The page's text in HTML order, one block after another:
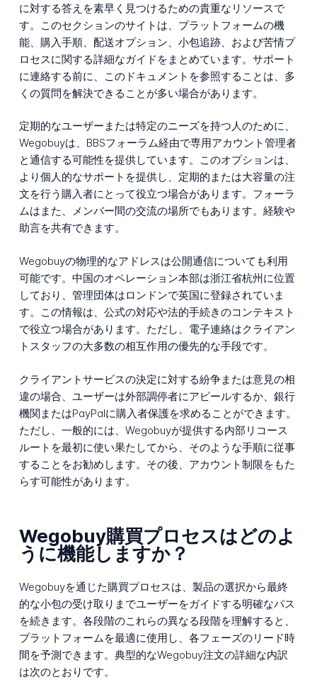
に対する答えを素早く見つけるための貴重なリソースで
す。このセクションのサイトは、プラットフォームの機
能、購入手順、配送オプション、小包追跡、および苦情プ
ロセスに関する詳細なガイドをまとめています。サポート
に連絡する前に、このドキュメントを参照することは、多
くの質問を解決できることが多い場合があります。
定期的なユーザーまたは特定のニーズを持つ人のために、
Wegobuyは、BBSフォーラム経由で専用アカウント管理者
と通信する可能性を提供しています。このオプションは、
より個人的なサポートを提供し、定期的または大容量の注
文を行う購入者にとって役立つ場合があります。フォーラ
ムはまた、メンバー間の交流の場所でもあります。経験や
助言を共有できます。
Wegobuyの物理的なアドレスは公開通信についても利用
可能です。中国のオペレーション本部は浙江省杭州に位置
しており、管理団体はロンドンで英国に登録されていま
す。この情報は、公式の対応や法的手続きのコンテキスト
で役立つ場合があります。ただし、電子連絡はクライアン
トスタッフの大多数の相互作用の優先的な手段です。
クライアントサービスの決定に対する紛争または意見の相
違の場合、ユーザーは外部調停者にアピールするか、銀行
機関またはPayPalに購入者保護を求めることができます。
ただし、一般的には、Wegobuyが提供する内部リコース
ルートを最初に使い果たしてから、そのような手順に従事
することをお勧めします。その後、アカウント制限をもた
らす可能性があります。
Wegobuy購買プロセスはどのよ
うに機能しますか？
Wegobuyを通じた購買プロセスは、製品の選択から最終
的な小包の受け取りまでユーザーをガイドする明確なパス
を続きます。各段階のこれらの異なる段階を理解すると、
プラットフォームを最適に使用し、各フェーズのリード時
間を予測できます。典型的なWegobuy注文の詳細な内訳
は次のとおりです。